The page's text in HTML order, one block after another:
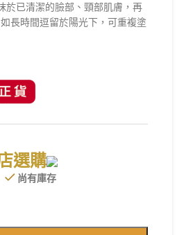
於已清潔的臉部、頸部肌膚，再
長時間逗留於陽光下，可重複塗
選購
尚有庫存